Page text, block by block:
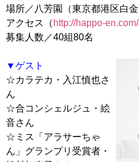
場所／八芳園（東京都港区白金
アクセス（ http://happo-
募集人数／40組80名
▼ゲスト
☆カラテカ・入江慎也さ
ん
☆合コンシェルジュ・絵
音さん
☆ミス「アラサーちゃ
ん」グランプリ受賞者・